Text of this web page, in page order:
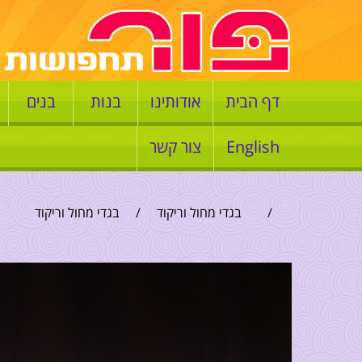
דף הבית אודותינו בנות בנים
English צור קשר
/ בגדי מחול וריקוד / בגדי מחול וריקוד